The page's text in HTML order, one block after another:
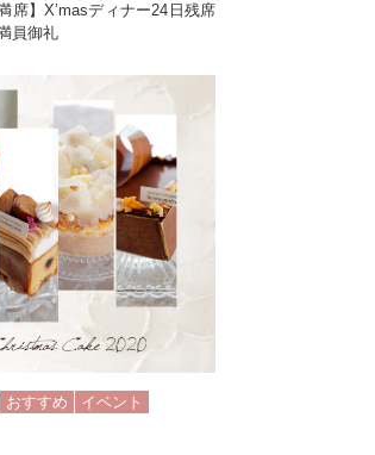
席】X’masディナー24日残席
員御礼
おすすめ
イベント